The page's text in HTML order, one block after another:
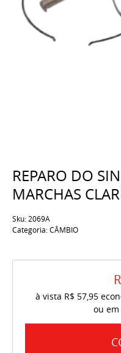
REPARO DO
MARCHAS
Sku:2069A
Categoria:CÂMBIO
à vista R$ 57,95
ou em